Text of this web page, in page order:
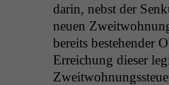
darin, neb­st der
neuen
bere­its beste­hen­der
Erre­ichung dieser